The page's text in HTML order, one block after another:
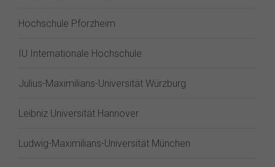
Hochschule Pforzheim
IU Internationale Hochschule
Julius-Maximilians-Universität Würzburg
Leibniz Universität Hannover
Ludwig-Maximilians-Universität München